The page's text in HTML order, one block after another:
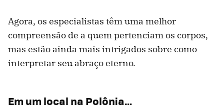
Agora, os especialistas têm uma melhor
compreensão de a quem pertenciam os corpos,
mas estão ainda mais intrigados sobre como
interpretar seu abraço eterno.
Em um local na Polônia…